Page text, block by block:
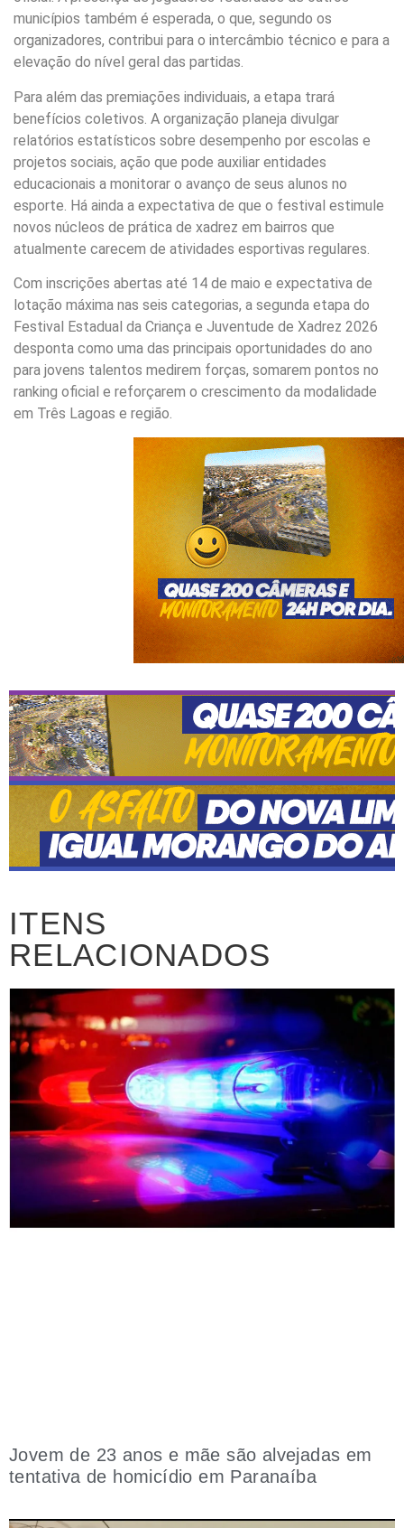
municípios também é esperada, o que, segundo os
organizadores, contribui para o intercâmbio técnico e para a
elevação do nível geral das partidas.
Para além das premiações individuais, a etapa trará
benefícios coletivos. A organização planeja divulgar
relatórios estatísticos sobre desempenho por escolas e
projetos sociais, ação que pode auxiliar entidades
educacionais a monitorar o avanço de seus alunos no
esporte. Há ainda a expectativa de que o festival estimule
novos núcleos de prática de xadrez em bairros que
atualmente carecem de atividades esportivas regulares.
Com inscrições abertas até 14 de maio e expectativa de
lotação máxima nas seis categorias, a segunda etapa do
Festival Estadual da Criança e Juventude de Xadrez 2026
desponta como uma das principais oportunidades do ano
para jovens talentos medirem forças, somarem pontos no
ranking oficial e reforçarem o crescimento da modalidade
em Três Lagoas e região.
ITENS
RELACIONADOS
Jovem de 23 anos e mãe são alvejadas em
tentativa de homicídio em Paranaíba